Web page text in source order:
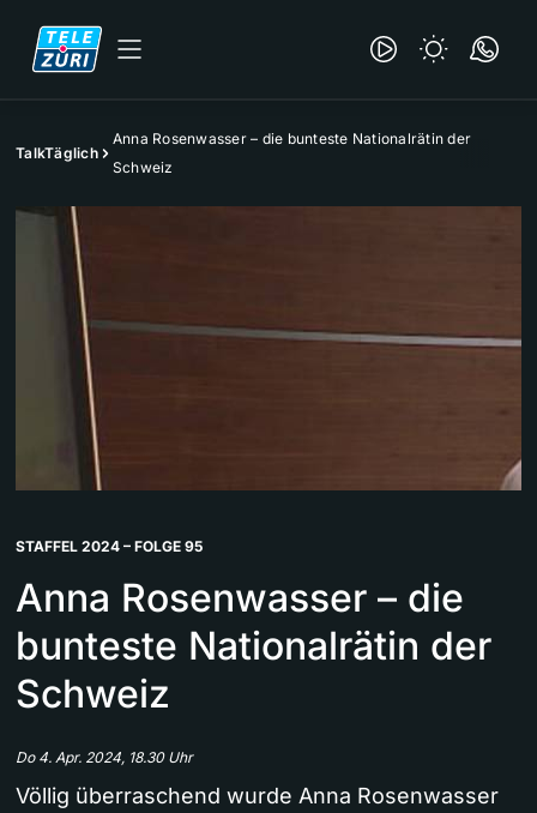
TalkTäglich
Anna Rosenwasser – die bunteste Nationalrätin der
Schweiz
STAFFEL 2024 – FOLGE 95
Anna Rosenwasser – die
bunteste Nationalrätin der
Schweiz
Do 4. Apr. 2024, 18.30 Uhr
Völlig überraschend wurde Anna Rosenwasser